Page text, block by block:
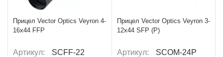
Прицел Vector Optics Veyron 4-
16x44 FFP
Артикул: SCFF-22
Прицел Vector Optics Veyron 3-
12x44 SFP (P)
Артикул: SCOM-24P